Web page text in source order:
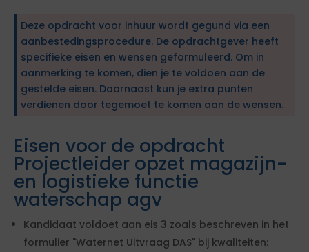
Deze opdracht voor inhuur wordt gegund via een
aanbestedingsprocedure. De opdrachtgever heeft
specifieke eisen en wensen geformuleerd. Om in
aanmerking te komen, dien je te voldoen aan de
gestelde eisen. Daarnaast kun je extra punten
verdienen door tegemoet te komen aan de wensen.
Eisen voor de opdracht
Projectleider opzet magazijn-
en logistieke functie
waterschap agv
Kandidaat voldoet aan eis 3 zoals beschreven in het
formulier "Waternet Uitvraag DAS" bij kwaliteiten: